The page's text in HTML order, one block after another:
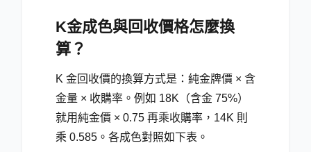
K金成色與回收價格怎麼換
算？
K 金回收價的換算方式是：純金牌價 × 含
金量 × 收購率。例如 18K（含金 75%）
就用純金價 × 0.75 再乘收購率，14K 則
乘 0.585。各成色對照如下表。